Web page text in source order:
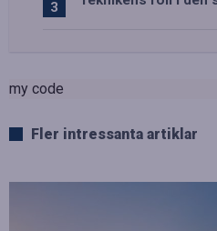
my code
Fler intressanta artiklar